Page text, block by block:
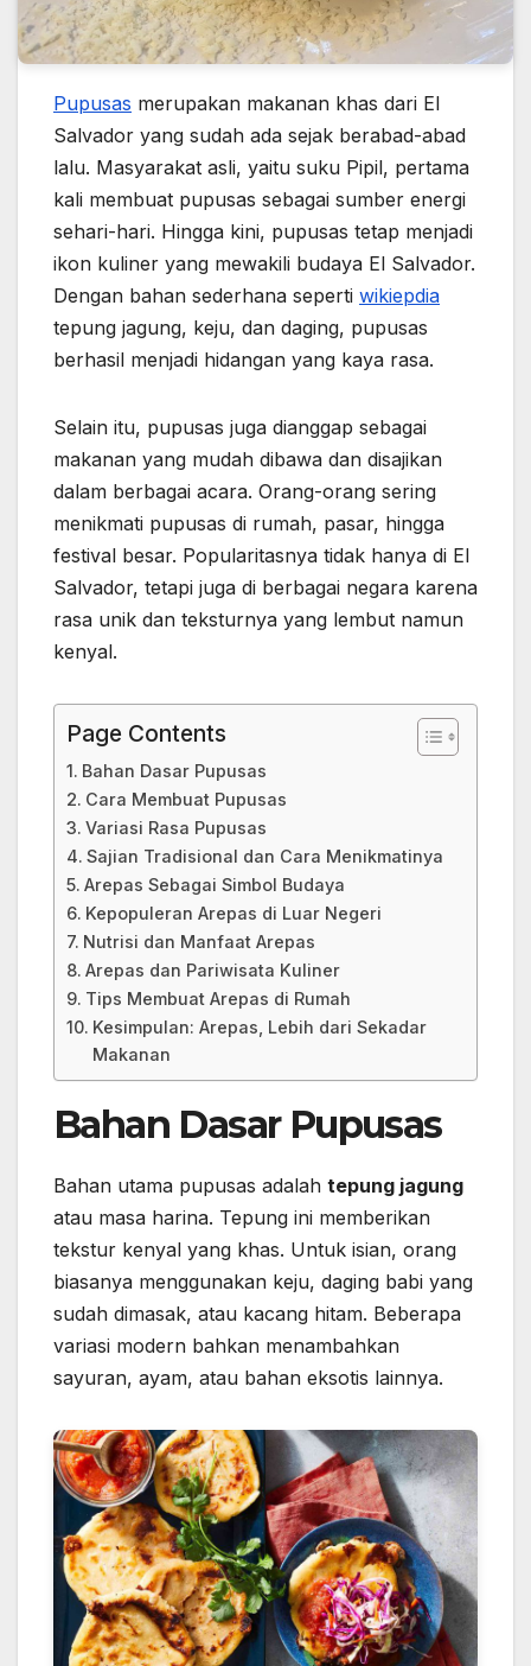
Pupusas merupakan makanan khas dari El
Salvador yang sudah ada sejak berabad-abad
lalu. Masyarakat asli, yaitu suku Pipil, pertama
kali membuat pupusas sebagai sumber energi
sehari-hari. Hingga kini, pupusas tetap menjadi
ikon kuliner yang mewakili budaya El Salvador.
Dengan bahan sederhana seperti wikiepdia
tepung jagung, keju, dan daging, pupusas
berhasil menjadi hidangan yang kaya rasa.
Selain itu, pupusas juga dianggap sebagai
makanan yang mudah dibawa dan disajikan
dalam berbagai acara. Orang-orang sering
menikmati pupusas di rumah, pasar, hingga
festival besar. Popularitasnya tidak hanya di El
Salvador, tetapi juga di berbagai negara karena
rasa unik dan teksturnya yang lembut namun
kenyal.
Page Contents
Bahan Dasar Pupusas
Cara Membuat Pupusas
Variasi Rasa Pupusas
Sajian Tradisional dan Cara Menikmatinya
Arepas Sebagai Simbol Budaya
Kepopuleran Arepas di Luar Negeri
Nutrisi dan Manfaat Arepas
Arepas dan Pariwisata Kuliner
Tips Membuat Arepas di Rumah
Kesimpulan: Arepas, Lebih dari Sekadar
Makanan
Bahan Dasar Pupusas
Bahan utama pupusas adalah tepung jagung
atau masa harina. Tepung ini memberikan
tekstur kenyal yang khas. Untuk isian, orang
biasanya menggunakan keju, daging babi yang
sudah dimasak, atau kacang hitam. Beberapa
variasi modern bahkan menambahkan
sayuran, ayam, atau bahan eksotis lainnya.